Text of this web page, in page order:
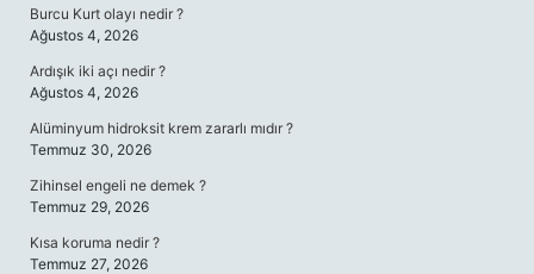
Burcu Kurt olayı nedir ?
Ağustos 4, 2026
Ardışık iki açı nedir ?
Ağustos 4, 2026
Alüminyum hidroksit krem zararlı mıdır ?
Temmuz 30, 2026
Zihinsel engeli ne demek ?
Temmuz 29, 2026
Kısa koruma nedir ?
Temmuz 27, 2026